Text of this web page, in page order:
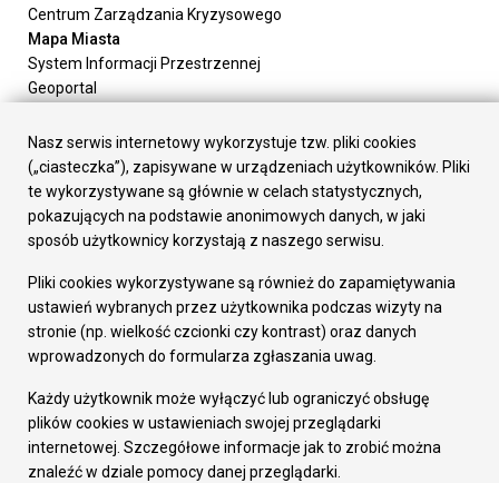
Centrum Zarządzania Kryzysowego
Mapa Miasta
System Informacji Przestrzennej
Geoportal
Załatw sprawę
Prezydent Miasta
Rada Miasta
Wydziały
Elektroniczna Skrzynka Podawcza
Gospodarka
Fundusze europejskie
Środki krajowe
Oferty inwestycyjne
Pozostałe
Deklaracja dostępności
Dane osobowe
Dodaj opinię o witrynie
Nasz serwis internetowy wykorzystuje tzw. pliki cookies
(„ciasteczka”), zapisywane w urządzeniach użytkowników. Pliki
te wykorzystywane są głównie w celach statystycznych,
pokazujących na podstawie anonimowych danych, w jaki
sposób użytkownicy korzystają z naszego serwisu.
Pliki cookies wykorzystywane są również do zapamiętywania
ustawień wybranych przez użytkownika podczas wizyty na
stronie (np. wielkość czcionki czy kontrast) oraz danych
wprowadzonych do formularza zgłaszania uwag.
Każdy użytkownik może wyłączyć lub ograniczyć obsługę
plików cookies w ustawieniach swojej przeglądarki
internetowej. Szczegółowe informacje jak to zrobić można
znaleźć w dziale pomocy danej przeglądarki.